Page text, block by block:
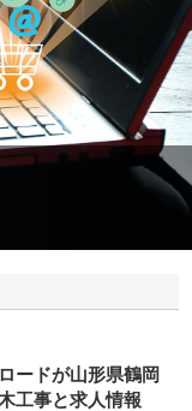
ードが山形県鶴岡
工事と求人情報